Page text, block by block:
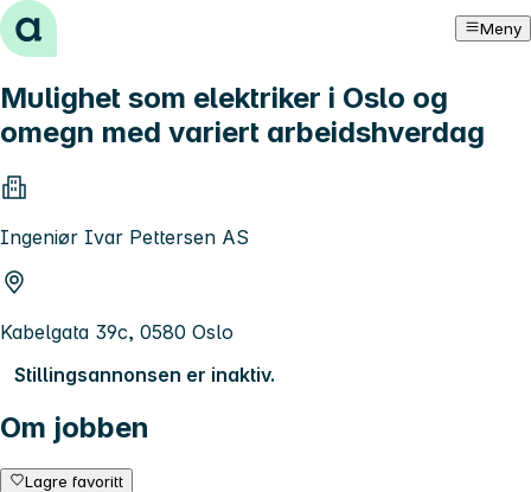
Hopp til innhold Meny
Mulighet som elektriker i Oslo og
omegn med variert arbeidshverdag
Ingeniør Ivar Pettersen AS
Kabelgata 39c, 0580 Oslo
Stillingsannonsen er inaktiv.
Om jobben
Lagre favoritt